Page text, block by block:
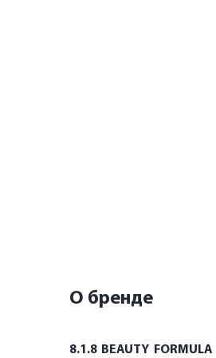
О бренде
8.1.8 BEAUTY FORMULA